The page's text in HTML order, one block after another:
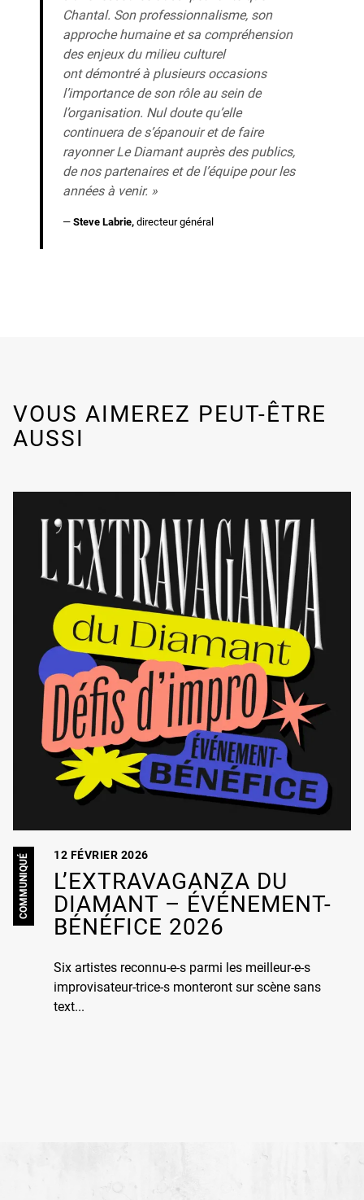
Chantal. Son professionnalisme, son
approche humaine et sa compréhension
des enjeux du milieu culturel
ont démontré à plusieurs occasions
l’importance de son rôle au sein de
l’organisation. Nul doute qu’elle
continuera de s’épanouir et de faire
rayonner Le Diamant auprès des publics,
de nos partenaires et de l’équipe pour les
années à venir. »
—Steve Labrie,directeur général
VOUS AIMEREZ PEUT-ÊTRE
AUSSI
COMMUNIQUÉ
L’EXTRAVAGANZA DU
DIAMANT – ÉVÉNEMENT-
BÉNÉFICE 2026
12 FÉVRIER 2026
Six artistes reconnu-e-s parmi les meilleur-e-s
improvisateur-trice-s monteront sur scène sans
text...